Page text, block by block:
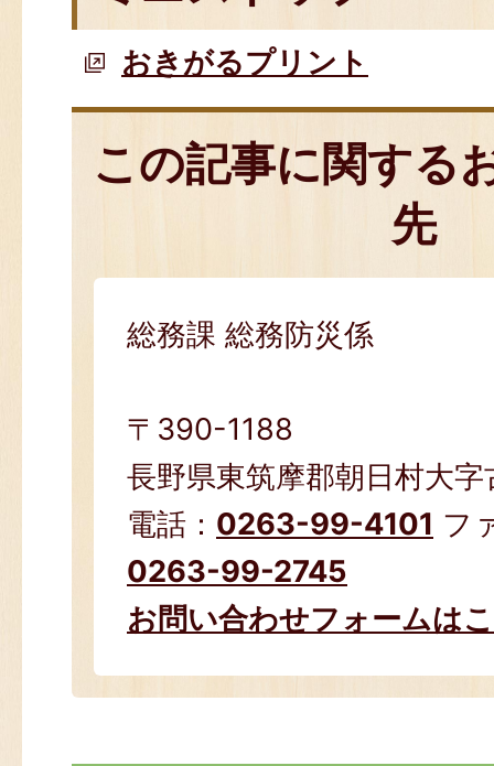
おきがるプリント
この記事に関する
先
総務課 総務防災係
〒390-1188
長野県東筑摩郡朝日村大
電話： 0263-99-4101 フ
0263-99-2745
お問い合わせフォームは